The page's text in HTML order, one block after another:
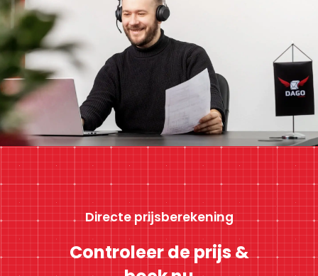
Directe prijsberekening
Controleer de prijs &